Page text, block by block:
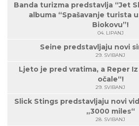
Banda turizma predstavlja “Jet
albuma “Spašavanje turista
Biokovu”!
04. LIPANJ
Seine predstavljaju novi
29. SVIBANJ
Ljeto je pred vratima, a Reper
očale“!
29. SVIBANJ
Slick Stings predstavljaju novi
„3000 miles“
28. SVIBANJ